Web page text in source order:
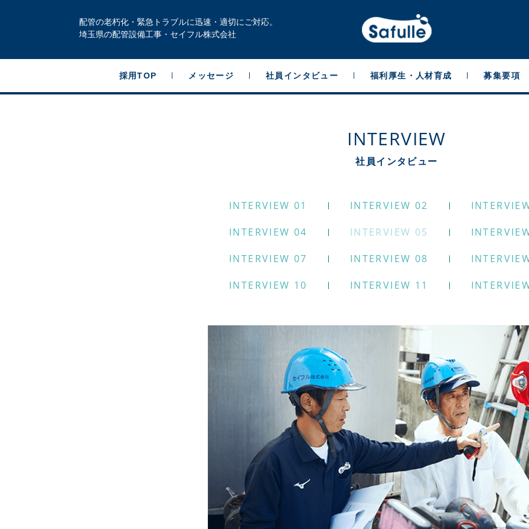
配管の老朽化・緊急トラブルに迅速・適切にご対応。
埼玉県の配管設備工事・セイフル株式会社
採用TOP メッセージ 社員インタビュー 福利厚生・人材育成 募集要項
INTERVIEW
社員インタビュー
INTERVIEW 01 INTERVIEW 02
INTERVIEW 04 INTERVIEW 05
INTERVIEW 07 INTERVIEW 08
INTERVIEW 10 INTERVIEW 11